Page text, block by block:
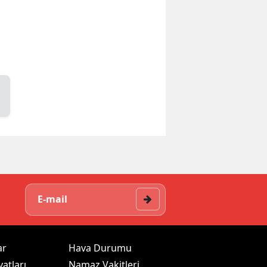
Hava Durumu